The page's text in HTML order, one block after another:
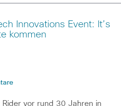
Innovations Event: It’s
kommen
Rider vor rund 30 Jahren in